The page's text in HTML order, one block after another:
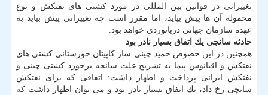
تغییراتی در قوانین بین المللی در مورد كشتی های نفتكش و نوع
محموله آن ها پیش بیاید، اما مقرر است چه تغییراتی پیش بیاید به
عهده سازمان جهانی دریانوردی خواهد بود.
حادثه سانچی یك اتفاق بسیار نادر بود
همچنین در این خصوص حمید چینی ساز كاپیتان خوزستانی كشتی های
نفتكش و اقیانوس پیما به تشریح علت سانحه برخورد كشتی چینی و
نفتكش ایرانی پرداخت و اظهار داشت: اتفاقی كه برای نفتكش
سانچی رخ داد، یك اتفاق بسیار نادر بود و می توان اظهار داشت كه